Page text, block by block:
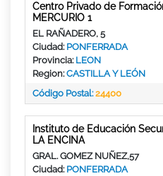
Centro Privado de
MERCURIO 1
EL RAÑADERO, 5
Ciudad: PONFERRADA
Provincia: LEON
Region:CASTILLA Y LEÓN
Código Postal:24400
Instituto de Educación
LA ENCINA
GRAL. GOMEZ NUÑEZ,57
Ciudad: PONFERRADA